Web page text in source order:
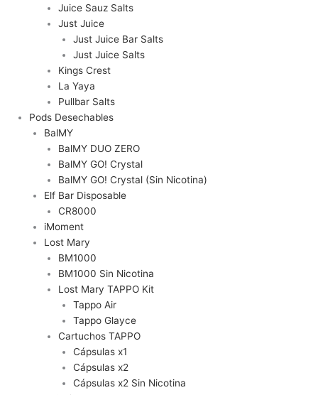
Juice Sauz Salts
Just Juice
Just Juice Bar Salts
Just Juice Salts
Kings Crest
La Yaya
Pullbar Salts
Pods Desechables
BalMY
BalMY DUO ZERO
BalMY GO! Crystal
BalMY GO! Crystal (Sin Nicotina)
Elf Bar Disposable
CR8000
iMoment
Lost Mary
BM1000
BM1000 Sin Nicotina
Lost Mary TAPPO Kit
Tappo Air
Tappo Glayce
Cartuchos TAPPO
Cápsulas x1
Cápsulas x2
Cápsulas x2 Sin Nicotina